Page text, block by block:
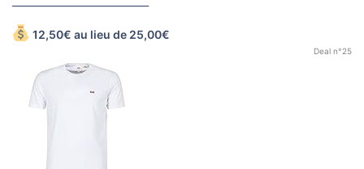
12,50€ au lieu de 25,00€
Deal n°25